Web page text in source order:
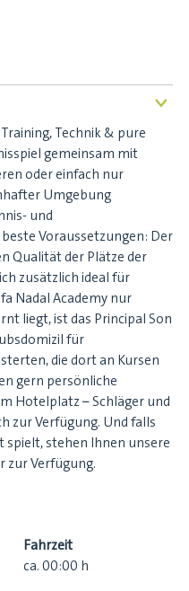
<
Technik & pure
gemeinsam mit
oder einfach nur
Umgebung
und
Voraussetzungen: Der
Qualität der Plätze der
zusätzlich ideal für
Nadal Academy nur
liegt, ist das Principal Son
für
die dort an Kursen
gern persönliche
Hotelplatz – Schläger und
zur Verfügung. Und falls
spielt, stehen Ihnen unsere
zur Verfügung.
Fahrzeit
ca. 00:00 h